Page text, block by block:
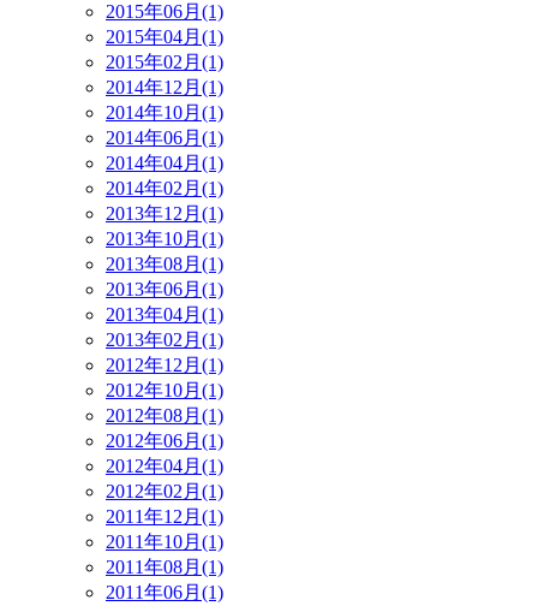
2015年06月(1)
2015年04月(1)
2015年02月(1)
2014年12月(1)
2014年10月(1)
2014年06月(1)
2014年04月(1)
2014年02月(1)
2013年12月(1)
2013年10月(1)
2013年08月(1)
2013年06月(1)
2013年04月(1)
2013年02月(1)
2012年12月(1)
2012年10月(1)
2012年08月(1)
2012年06月(1)
2012年04月(1)
2012年02月(1)
2011年12月(1)
2011年10月(1)
2011年08月(1)
2011年06月(1)